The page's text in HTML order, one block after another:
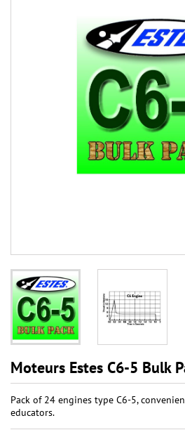
Moteurs Estes C6-5 Bulk
Pack of 24 engines type C6-5,
educators.